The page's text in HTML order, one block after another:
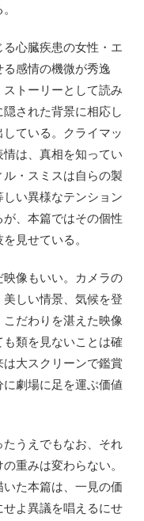
る心臓疾患の女性・エ
感情の機微が秀逸
トーリーとして読み
された背景に相応し
ている。クライマッ
は、真相を知ってい
・スミスは自らの製
い異様なテンション
、本篇ではその個性
見せている。
像もいい。カメラの
しい情景、気候を登
だわりを湛えた映像
類を見ないことは確
大スクリーンで鑑賞
劇場に足を運ぶ価値
うえでもなお、それ
重みは変わらない。
た本篇は、一見の価
よ異議を唱えるにせ